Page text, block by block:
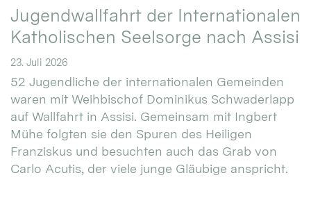
Jugendwallfahrt der Internationalen
Katholischen Seelsorge nach Assisi
23. Juli 2026
52 Jugendliche der internationalen Gemeinden
waren mit Weihbischof Dominikus Schwaderlapp
auf Wallfahrt in Assisi. Gemeinsam mit Ingbert
Mühe folgten sie den Spuren des Heiligen
Franziskus und besuchten auch das Grab von
Carlo Acutis, der viele junge Gläubige anspricht.